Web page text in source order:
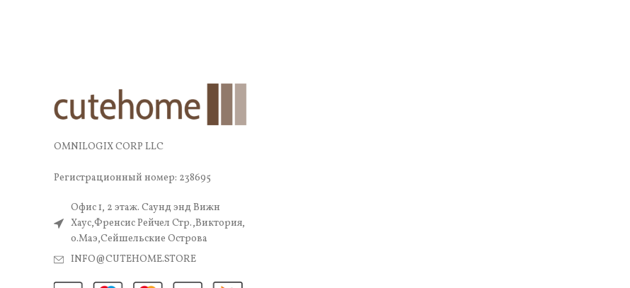
OMNILOGIX CORP LLC
Регистрационный номер: 238695
Офис 1, 2 этаж. Саунд энд Вижн
Хаус,Френсис Рейчел Стр.,Виктория,
о.Маэ,Сейшельские Острова
INFO@CUTEHOME.STORE